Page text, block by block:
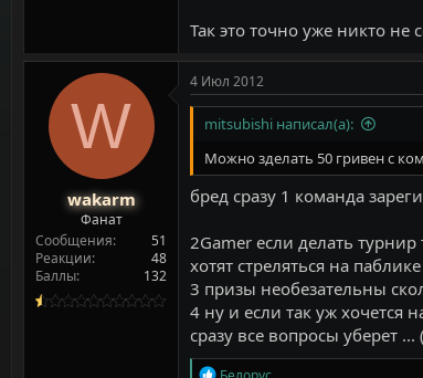
Так это точно уже никто не
W
wakarm
Фанат
Сообщения
51
Реакции
48
Баллы
132
4 Июл 2012
mitsubishi написал(а):
Можно зделать 50 гривен с
бред сразу 1 команда
2Gamer если делать
хотят стреляться на паблике
3 призы необезательны
4 ну и если так уж хочется
сразу все вопросы уберет
Р